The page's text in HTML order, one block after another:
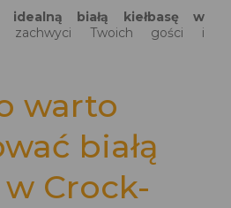
idealną białą kiełbasę w
zachwyci Twoich gości i
warto
białą
w Crock-